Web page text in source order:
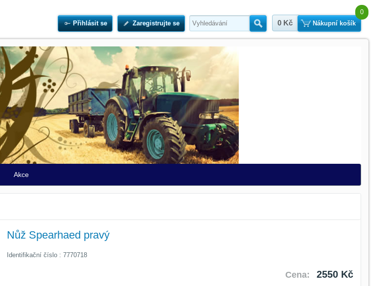
Přihlásit se Zaregistrujte se Hledat
0 Kč
0
Nákupní košík
Akce
Nůž Spearhaed pravý
Identifikační číslo : 7770718
Cena: 2550 Kč